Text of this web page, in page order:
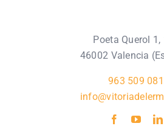
Poeta Querol 1,
46002 Valencia
963 509 081